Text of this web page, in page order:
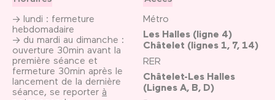
→ lundi : fermeture
hebdomadaire
→ du mardi au dimanche :
ouverture 30min avant la
première séance et
fermeture 30min après le
lancement de la dernière
séance, se reporter à
Métro
Les Halles (ligne 4)
Châtelet (lignes 1, 7, 14)
RER
Châtelet-Les Halles
(Lignes A, B, D)